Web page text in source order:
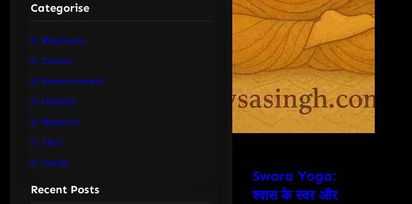
Categorise
Biography
Culture
Entertainment
Mobility
Research
Tech
trends
Recent Posts
Swara Yoga:
श्वास के स्वर और